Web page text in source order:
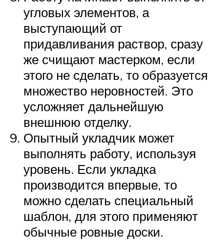
угловых элементов, а
выступающий от
придавливания раствор, сразу
же счищают мастерком, если
этого не сделать, то образуется
множество неровностей. Это
усложняет дальнейшую
внешнюю отделку.
Опытный укладчик может
выполнять работу, используя
уровень. Если укладка
производится впервые, то
можно сделать специальный
шаблон, для этого применяют
обычные ровные доски.